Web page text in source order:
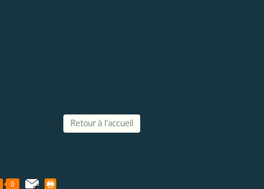
Retour à l'accueil
0